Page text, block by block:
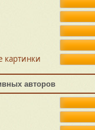
авторов